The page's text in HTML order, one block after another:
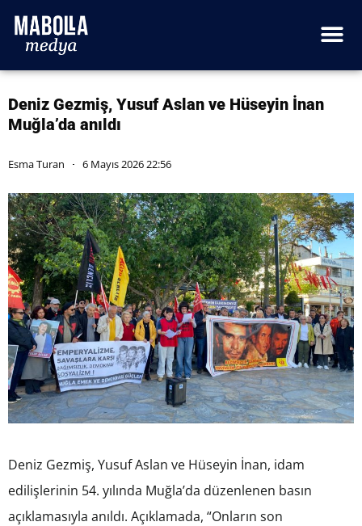
Deniz Gezmiş, Yusuf Aslan ve Hüseyin İnan
Muğla’da anıldı
Esma Turan 6 Mayıs 2026 22:56
Deniz Gezmiş, Yusuf Aslan ve Hüseyin İnan, idam
edilişlerinin 54. yılında Muğla’da düzenlenen basın
açıklamasıyla anıldı. Açıklamada, “Onların son